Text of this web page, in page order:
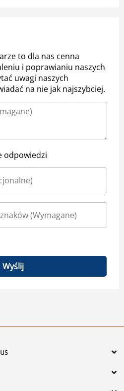
to dla nas cenna
i poprawianiu naszych
uwagi naszych
na nie jak najszybciej.
odpowiedzi
Wyślij